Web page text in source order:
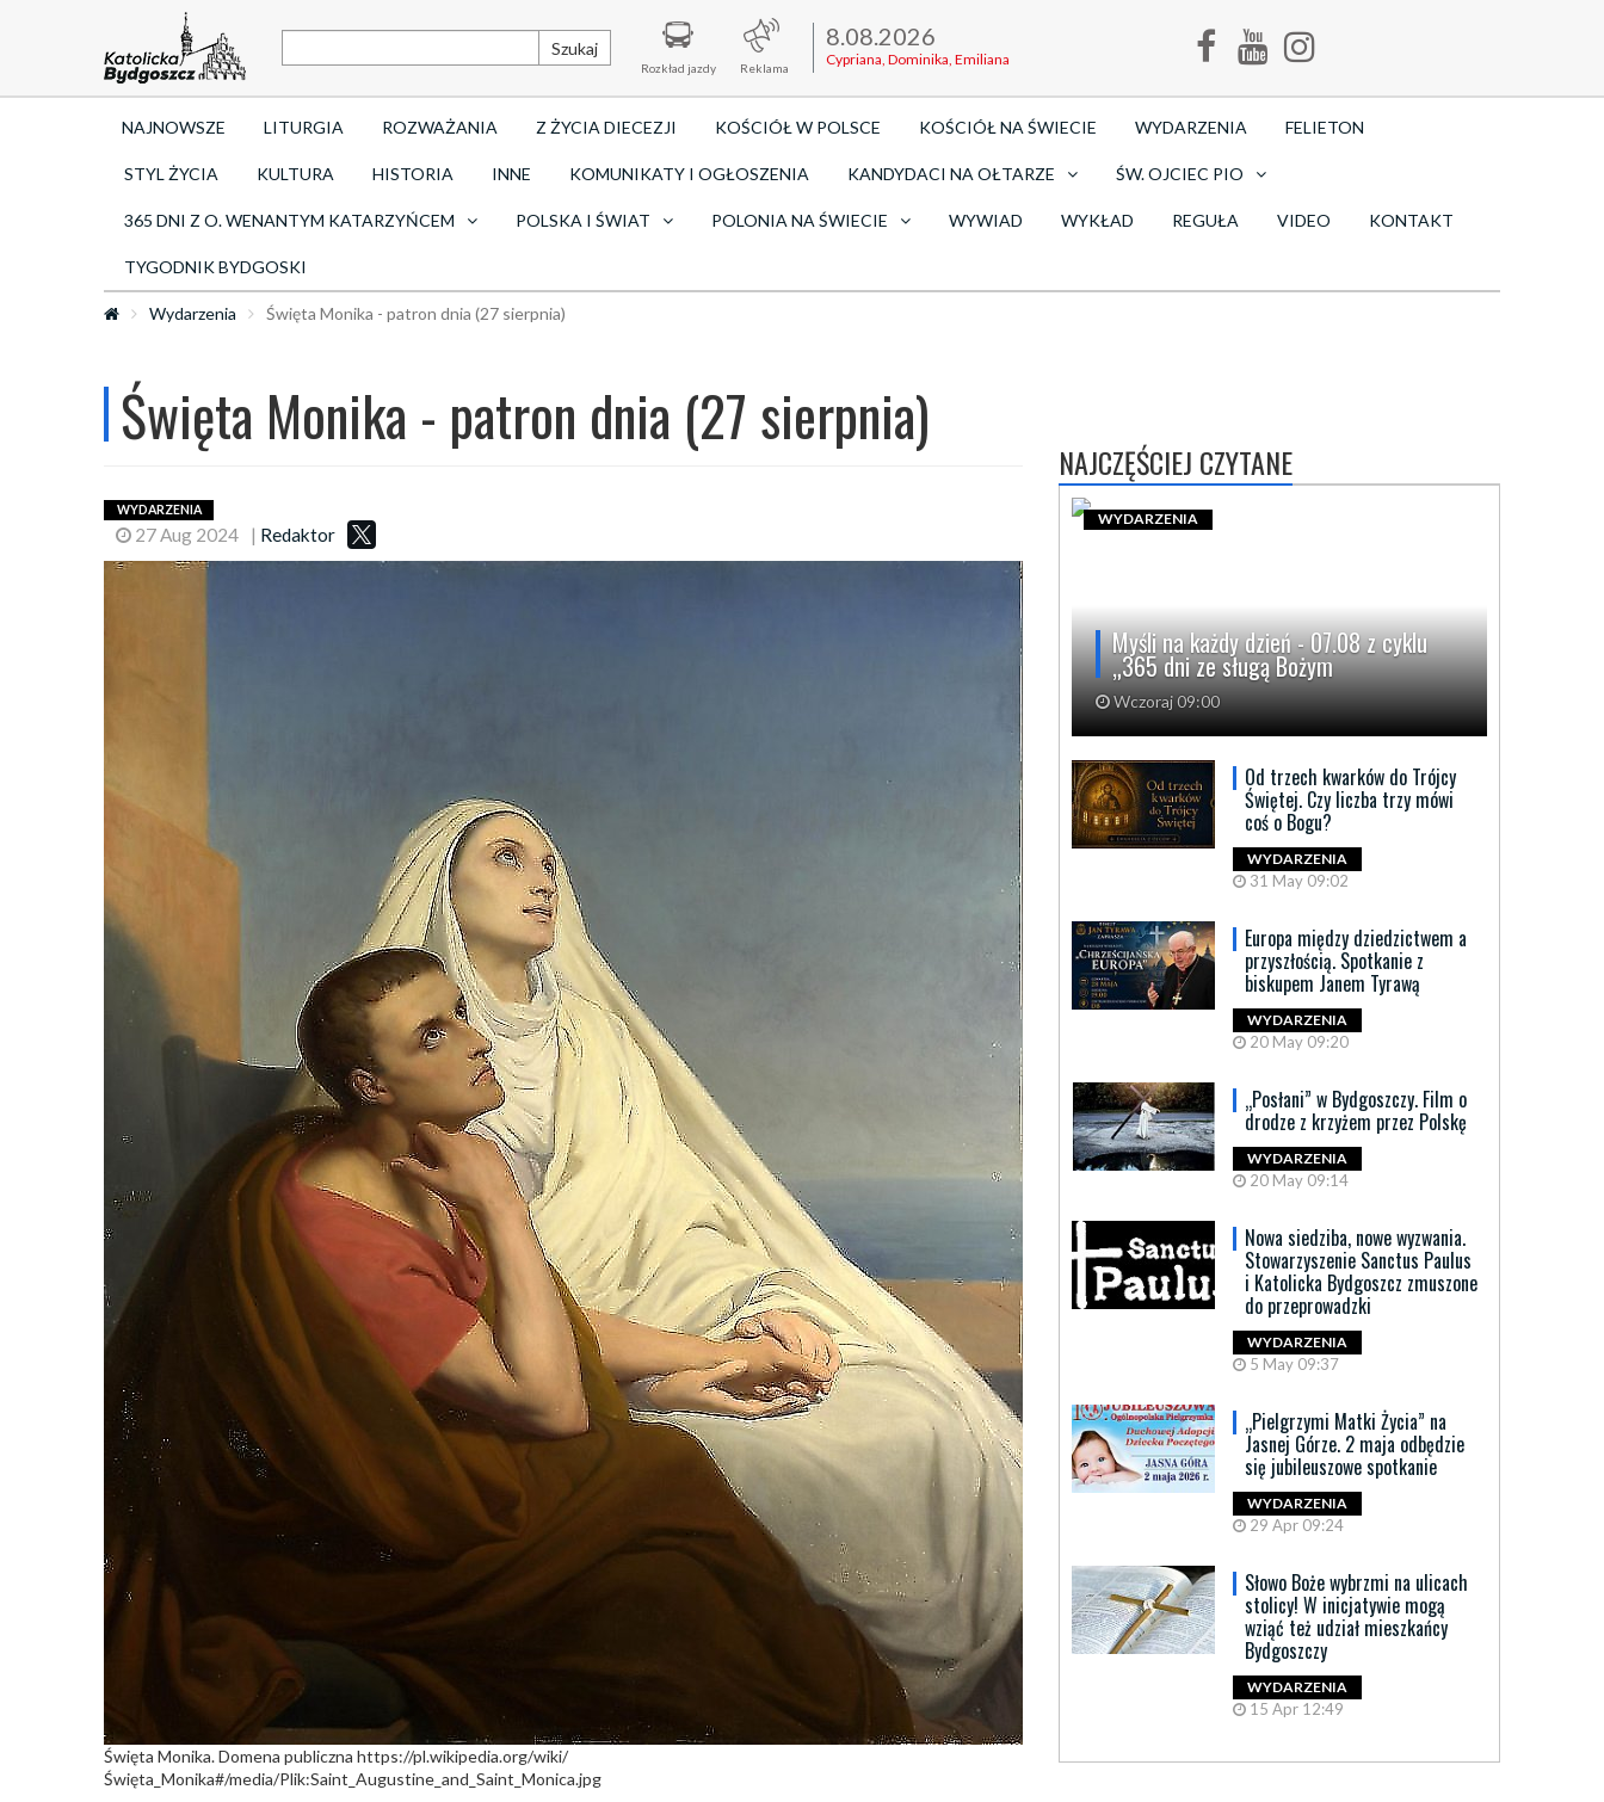
Szukaj
Rozkład jazdy Reklama
8.08.2026
Cypriana, Dominika, Emiliana
NAJNOWSZE LITURGIA ROZWAŻANIA Z ŻYCIA DIECEZJI KOŚCIÓŁ W POLSCE KOŚCIÓŁ NA ŚWIECIE WYDARZENIA FELIETON
STYL ŻYCIA KULTURA HISTORIA INNE KOMUNIKATY I OGŁOSZENIA KANDYDACI NA OŁTARZE ŚW. OJCIEC PIO
365 DNI Z O. WENANTYM KATARZYŃCEM POLSKA I ŚWIAT POLONIA NA ŚWIECIE WYWIAD WYKŁAD REGUŁA VIDEO KONTAKT
TYGODNIK BYDGOSKI
Wydarzenia Święta Monika - patron dnia (27 sierpnia)
Święta Monika - patron dnia (27 sierpnia)
WYDARZENIA
27 Aug 2024 | Redaktor
Święta Monika. Domena publiczna https://pl.wikipedia.org/wiki/
Święta_Monika#/media/Plik:Saint_Augustine_and_Saint_Monica.jpg
NAJCZĘŚCIEJ CZYTANE
Myśli na każdy dzień - 07.08 z cyklu
„365 dni ze sługą Bożym
Wczoraj 09:00
WYDARZENIA
Od trzech kwarków do Trójcy
Świętej. Czy liczba trzy mówi
coś o Bogu?
WYDARZENIA
31 May 09:02
Europa między dziedzictwem a
przyszłością. Spotkanie z
biskupem Janem Tyrawą
WYDARZENIA
20 May 09:20
„Posłani” w Bydgoszczy. Film o
drodze z krzyżem przez Polskę
WYDARZENIA
20 May 09:14
Nowa siedziba, nowe wyzwania.
Stowarzyszenie Sanctus Paulus
i Katolicka Bydgoszcz zmuszone
do przeprowadzki
WYDARZENIA
5 May 09:37
„Pielgrzymi Matki Życia” na
Jasnej Górze. 2 maja odbędzie
się jubileuszowe spotkanie
WYDARZENIA
29 Apr 09:24
Słowo Boże wybrzmi na ulicach
stolicy! W inicjatywie mogą
wziąć też udział mieszkańcy
Bydgoszczy
WYDARZENIA
15 Apr 12:49